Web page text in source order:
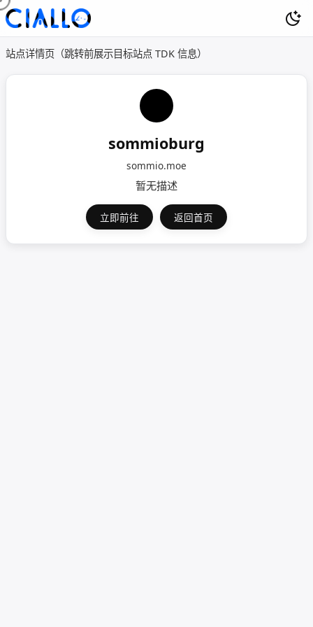
站点详情页（跳转前展示目标站点 TDK 信息）
sommioburg
sommio.moe
暂无描述
立即前往 返回首页